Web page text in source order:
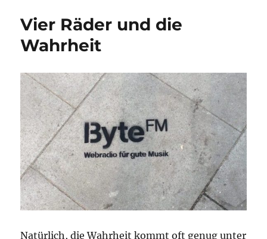
Vier Räder und die
Wahrheit
Natürlich, die Wahrheit kommt oft genug unter